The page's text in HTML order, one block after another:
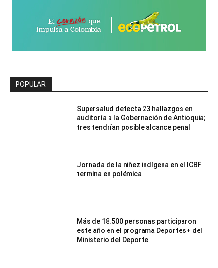
POPULAR
Supersalud detecta 23 hallazgos en
auditoría a la Gobernación de Antioquia;
tres tendrían posible alcance penal
Jornada de la niñez indígena en el ICBF
termina en polémica
Más de 18.500 personas participaron
este año en el programa Deportes+ del
Ministerio del Deporte